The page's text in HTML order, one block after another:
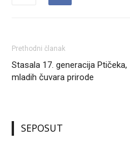
Prethodni članak
Stasala 17. generacija Ptičeka,
mladih čuvara prirode
SEPOSUT